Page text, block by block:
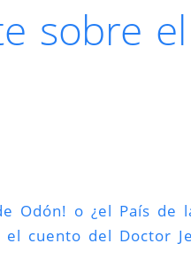
sobre
Odón! o ¿el País de
el cuento del Doctor